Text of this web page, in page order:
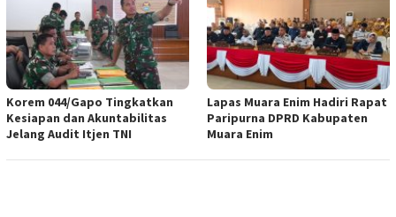
Korem 044/Gapo Tingkatkan
Kesiapan dan Akuntabilitas
Jelang Audit Itjen TNI
Lapas Muara Enim Hadiri Rapat
Paripurna DPRD Kabupaten
Muara Enim